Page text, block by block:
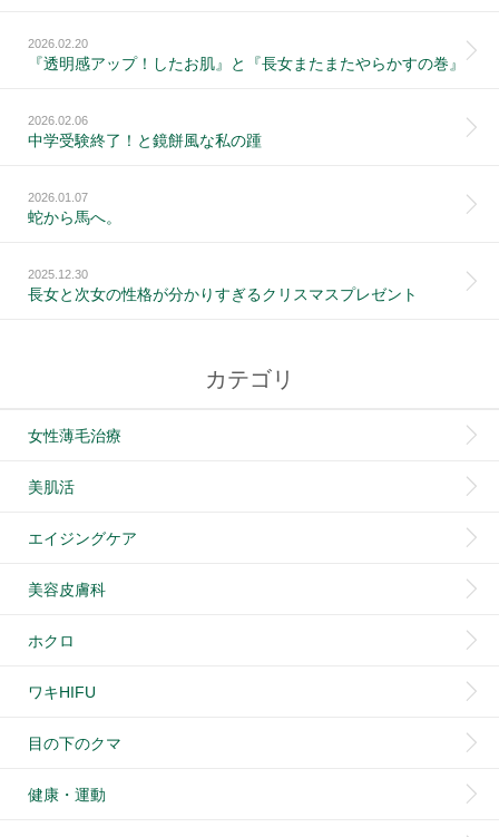
2026.02.20
『透明感アップ！したお肌』と『長女またまたやらかすの巻』
2026.02.06
中学受験終了！と鏡餅風な私の踵
2026.01.07
蛇から馬へ。
2025.12.30
長女と次女の性格が分かりすぎるクリスマスプレゼント
カテゴリ
女性薄毛治療
美肌活
エイジングケア
美容皮膚科
ホクロ
ワキHIFU
目の下のクマ
健康・運動